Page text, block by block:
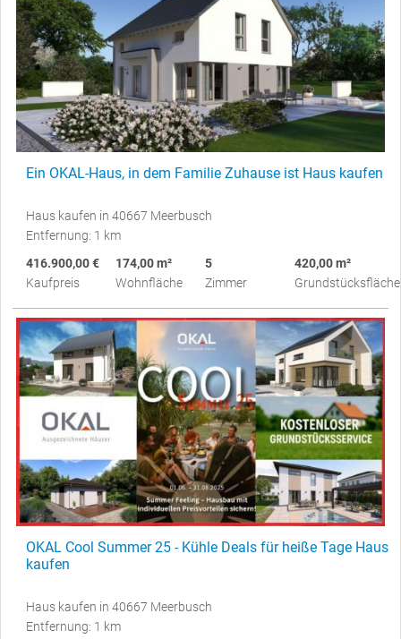
Ein OKAL-Haus, in dem Familie Zuhause ist Haus kaufen
Haus kaufen in 40667 Meerbusch
Entfernung: 1 km
416.900,00 €
Kaufpreis
174,00 m²
Wohnfläche
5
Zimmer
420,00 m²
Grundstücksfläche
OKAL Cool Summer 25 - Kühle Deals für heiße Tage Haus
kaufen
Haus kaufen in 40667 Meerbusch
Entfernung: 1 km